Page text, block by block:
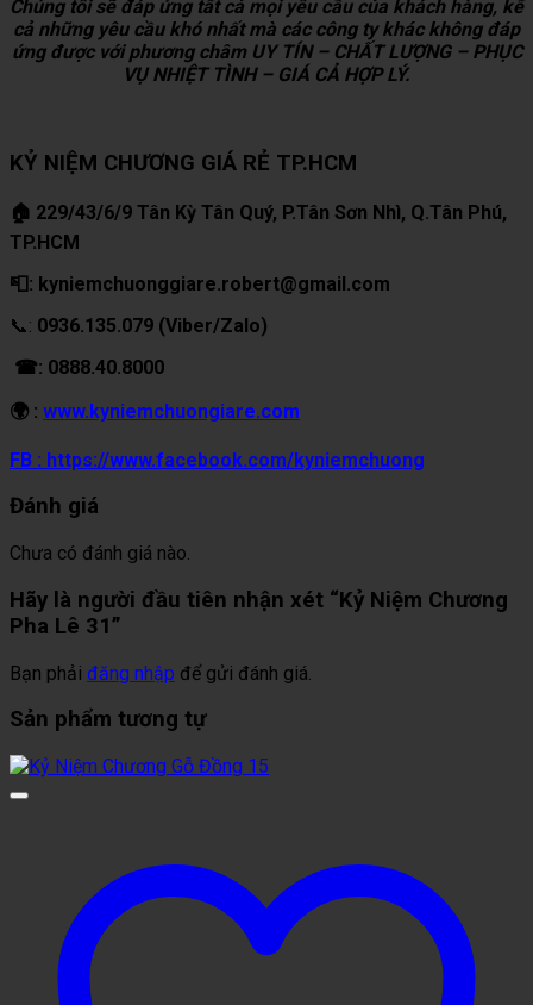
Chúng tôi sẽ đáp ứng tất cả mọi yêu cầu của khách hàng, kể
cả những yêu cầu khó nhất mà các công ty khác không đáp
ứng được với phương châm UY TÍN – CHẤT LƯỢNG – PHỤC
VỤ NHIỆT TÌNH – GIÁ CẢ HỢP LÝ.
KỶ NIỆM CHƯƠNG GIÁ RẺ TP.HCM
🏠 229/43/6/9 Tân Kỳ Tân Quý, P.Tân Sơn Nhì, Q.Tân Phú,
TP.HCM
📮: kyniemchuonggiare.robert@gmail.com
📞: 0936.135.079 (Viber/Zalo)
☎: 0888.40.8000
🌍 : www.kyniemchuongiare.com
FB : https://www.facebook.com/kyniemchuong
Đánh giá
Chưa có đánh giá nào.
Hãy là người đầu tiên nhận xét “Kỷ Niệm Chương
Pha Lê 31”
Bạn phải đăng nhập để gửi đánh giá.
Sản phẩm tương tự